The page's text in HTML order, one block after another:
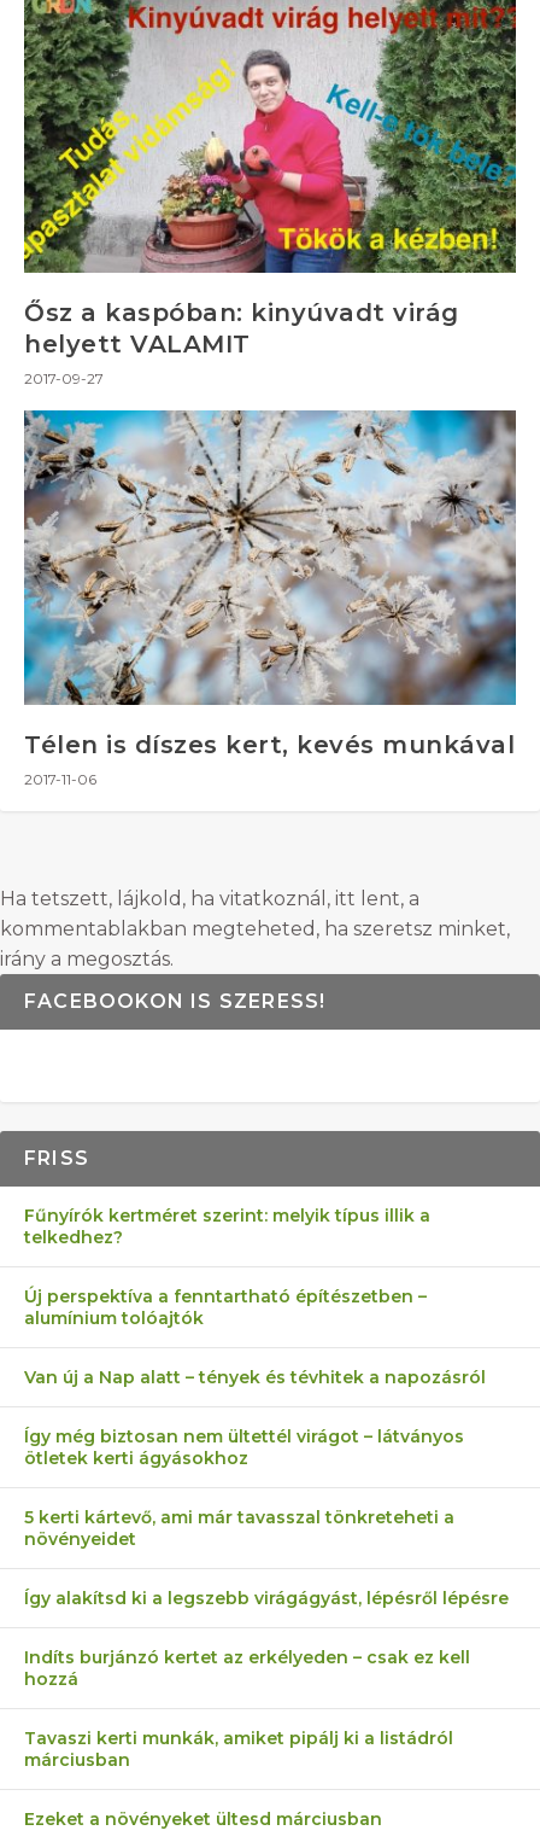
Ősz a kaspóban: kinyúvadt virág
helyett VALAMIT
2017-09-27
Télen is díszes kert, kevés munkával
2017-11-06
Ha tetszett, lájkold, ha vitatkoznál, itt lent, a
kommentablakban megteheted, ha szeretsz minket,
irány a megosztás.
FACEBOOKON IS SZERESS!
FRISS
Fűnyírók kertméret szerint: melyik típus illik a
telkedhez?
Új perspektíva a fenntartható építészetben –
alumínium tolóajtók
Van új a Nap alatt – tények és tévhitek a napozásról
Így még biztosan nem ültettél virágot – látványos
ötletek kerti ágyásokhoz
5 kerti kártevő, ami már tavasszal tönkreteheti a
növényeidet
Így alakítsd ki a legszebb virágágyást, lépésről lépésre
Indíts burjánzó kertet az erkélyeden – csak ez kell
hozzá
Tavaszi kerti munkák, amiket pipálj ki a listádról
márciusban
Ezeket a növényeket ültesd márciusban